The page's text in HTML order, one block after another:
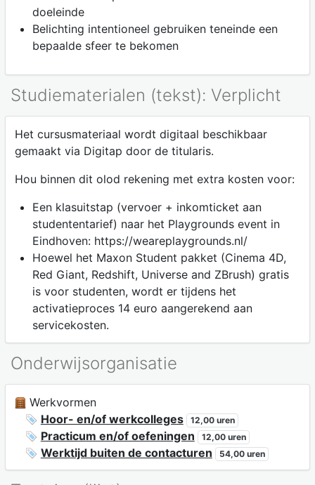
doeleinde
Belichting intentioneel gebruiken teneinde een
bepaalde sfeer te bekomen
Studiematerialen (tekst): Verplicht
Het cursusmateriaal wordt digitaal beschikbaar
gemaakt via Digitap door de titularis.
Hou binnen dit olod rekening met extra kosten voor:
Een klasuitstap (vervoer + inkomticket aan
studententarief) naar het Playgrounds event in
Eindhoven: https://weareplaygrounds.nl/
Hoewel het Maxon Student pakket (Cinema 4D,
Red Giant, Redshift, Universe and ZBrush) gratis
is voor studenten, wordt er tijdens het
activatieproces 14 euro aangerekend aan
servicekosten.
Onderwijsorganisatie
Werkvormen
Hoor- en/of werkcolleges
12,00 uren
Practicum en/of oefeningen 12,00 uren
Werktijd buiten de contacturen 54,00 uren